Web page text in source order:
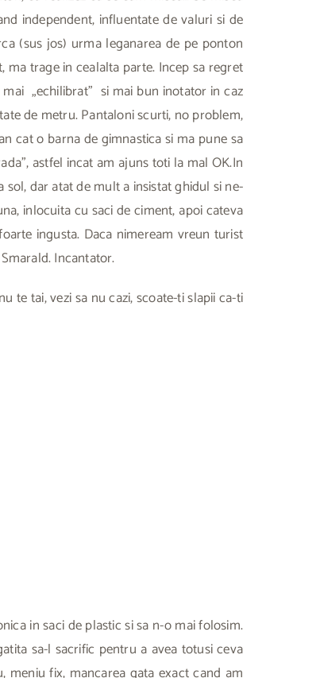
independent, influentate de valuri si de
(sus jos) urma leganarea de pe ponton
trage in cealalta parte. Incep sa regret
„echilibrat” si mai bun inotator in caz
de metru. Pantaloni scurti, no problem,
cat o barna de gimnastica si ma pune sa
astfel incat am ajuns toti la mal OK.In
dar atat de mult a insistat ghidul si ne-
inlocuita cu saci de ciment, apoi cateva
ingusta. Daca nimeream vreun turist
Incantator.
te tai, vezi sa nu cazi, scoate-ti slapii ca-ti
in saci de plastic si sa n-o mai folosim.
sa-l sacrific pentru a avea totusi ceva
fix, mancarea gata exact cand am